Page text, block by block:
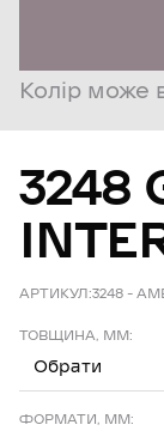
Колір може
3248
АРТИКУЛ:3248 –
ТОВЩИНА, ММ:
Обрати
ФОРМАТИ, ММ: